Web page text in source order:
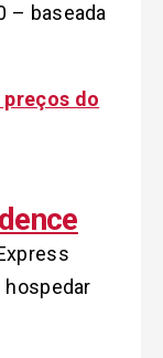
– baseada
do
hospedar